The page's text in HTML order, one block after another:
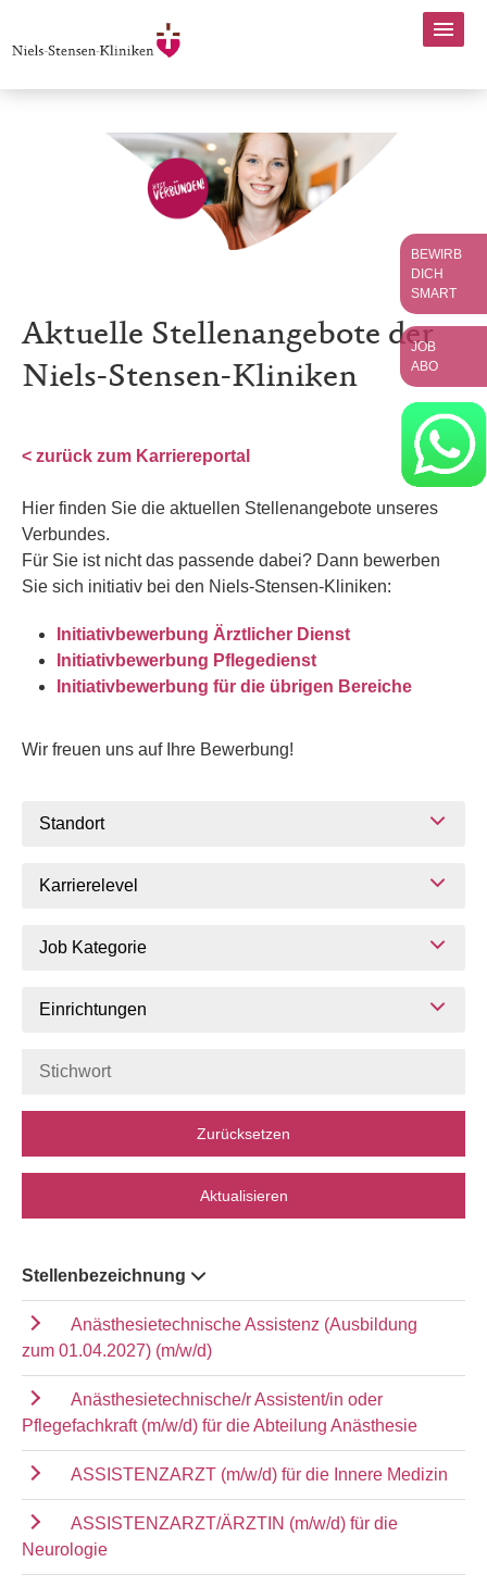
Aktuelle Stellenangebote der
Niels-Stensen-Kliniken
< zurück zum Karriereportal
Hier finden Sie die aktuellen Stellenangebote unseres
Verbundes.
Für Sie ist nicht das passende dabei? Dann bewerben
Sie sich initiativ bei den Niels-Stensen-Kliniken:
Initiativbewerbung Ärztlicher Dienst
Initiativbewerbung Pflegedienst
Initiativbewerbung für die übrigen Bereiche
Wir freuen uns auf Ihre Bewerbung!
Standort
Karrierelevel
Job Kategorie
Einrichtungen
Zurücksetzen
Aktualisieren
Stellenbezeichnung
Anästhesietechnische Assistenz (Ausbildung
zum 01.04.2027) (m/w/d)
Anästhesietechnische/r Assistent/in oder
Pflegefachkraft (m/w/d) für die Abteilung Anästhesie
ASSISTENZARZT (m/w/d) für die Innere Medizin
ASSISTENZARZT/ÄRZTIN (m/w/d) für die
Neurologie
BEWIRB
DICH
SMART
JOB
ABO